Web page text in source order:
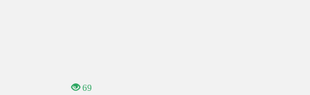
69